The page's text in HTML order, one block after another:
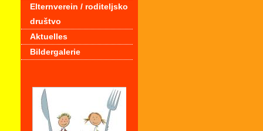
Elternverein / roditeljsko
društvo
Aktuelles
Bildergalerie